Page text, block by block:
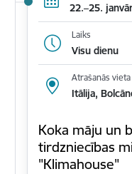
22.–25.
Laiks
Visu dienu
Atrašanās vieta
Itālija,
Koka māju un
tirdzniecības
"Klimahouse"